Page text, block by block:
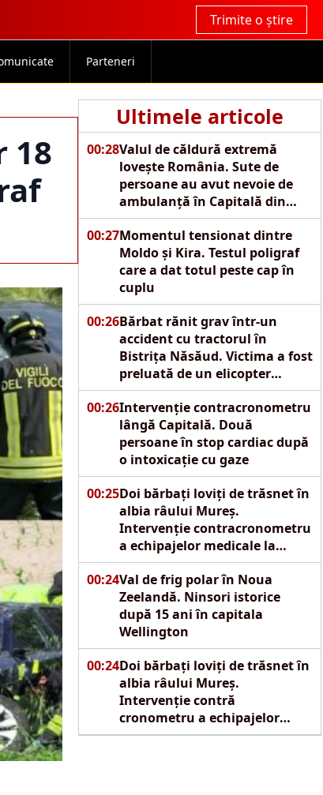
Trimite o știre
Parteneri
18
Ultimele articole
00:28Valul de căldură extremă
lovește România. Sute de
persoane au avut nevoie de
ambulanță în Capitală din
cauza caniculei
00:27Momentul tensionat dintre
Moldo și Kira. Testul poligraf
care a dat totul peste cap în
cuplu
00:26Bărbat rănit grav într-un
accident cu tractorul în
Bistrița Năsăud. Victima a fost
preluată de un elicopter
SMURD
00:26Intervenție contracronometru
lângă Capitală. Două
persoane în stop cardiac după
o intoxicație cu gaze
00:25Doi bărbați loviți de trăsnet în
albia râului Mureș.
Intervenție contracronometru
a echipajelor medicale la
Reghin
00:24Val de frig polar în Noua
Zeelandă. Ninsori istorice
după 15 ani în capitala
Wellington
00:24Doi bărbați loviți de trăsnet în
albia râului Mureș.
Intervenție contră
cronometru a echipajelor
SMURD la Reghin